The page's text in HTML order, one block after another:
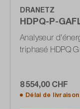
DRANETZ
HDPQ-P-
Analyseur
triphasé HDPQ
8 554,00 CHF
Délai de